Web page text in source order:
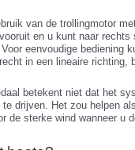
van de trollingmotor
en u kunt naar
eenvoudige
in een lineaire
betekent niet dat het
drijven. Het zou helpen
de sterke wind wanneer u